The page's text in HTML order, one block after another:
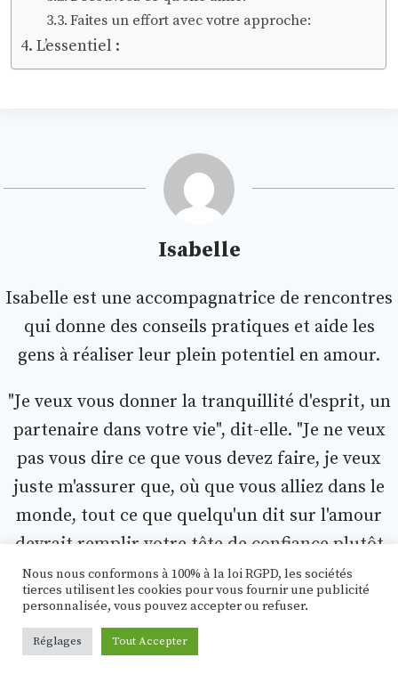
Faites un effort avec votre approche:
L’essentiel :
Isabelle
Isabelle est une accompagnatrice de rencontres
qui donne des conseils pratiques et aide les
gens à réaliser leur plein potentiel en amour.
"Je veux vous donner la tranquillité d'esprit, un
partenaire dans votre vie", dit-elle. "Je ne veux
pas vous dire ce que vous devez faire, je veux
juste m'assurer que, où que vous alliez dans le
monde, tout ce que quelqu'un dit sur l'amour
devrait remplir votre tête de confiance plutôt
que de doute".
Nous nous conformons à 100% à la loi RGPD, les sociétés
tierces utilisent les cookies pour vous fournir une publicité
personnalisée, vous pouvez accepter ou refuser.
Réglages Tout Accepter